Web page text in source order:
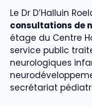
Le Dr D’Halluin
consultations de
étage du Centre
service public
neurologiques
secrétariat